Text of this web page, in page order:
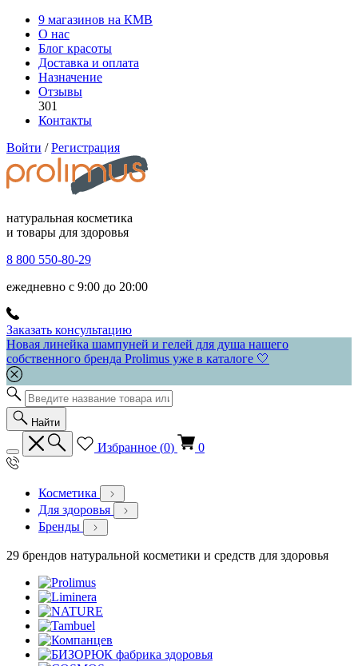
9 магазинов на КМВ
О нас
Блог красоты
Доставка и оплата
Назначение
Отзывы
301
Контакты
Войти / Регистрация
натуральная косметика
и товары для здоровья
8 800 550-80-29
ежедневно с 9:00 до 20:00
Заказать консультацию
Новая линейка шампуней и гелей для душа нашего
собственного бренда Prolimus уже в каталоге 🤍
Найти
Избранное (0) 0
Косметика
Для здоровья
Бренды
29 брендов натуральной косметики и средств для здоровья